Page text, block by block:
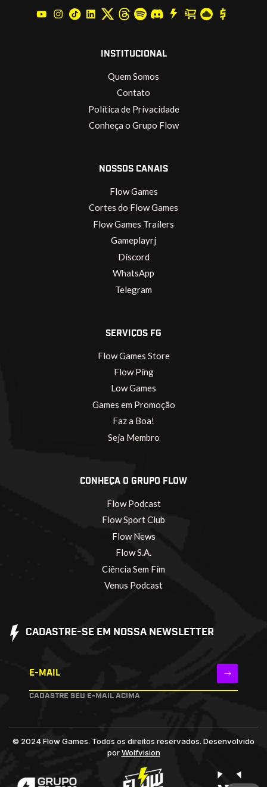
INSTITUCIONAL
Quem Somos
Contato
Política de Privacidade
Conheça o Grupo Flow
NOSSOS CANAIS
Flow Games
Cortes do Flow Games
Flow Games Trailers
Gameplayrj
Discord
WhatsApp
Telegram
SERVIÇOS FG
Flow Games Store
Flow Ping
Low Games
Games em Promoção
Faz a Boa!
Seja Membro
CONHEÇA O GRUPO FLOW
Flow Podcast
Flow Sport Club
Flow News
Flow S.A.
Ciência Sem Fim
Venus Podcast
CADASTRE-SE EM NOSSA NEWSLETTER
E-MAIL
CADASTRE SEU E-MAIL ACIMA
© 2024 Flow Games. Todos os direitos reservados. Desenvolvido
porWolfvision